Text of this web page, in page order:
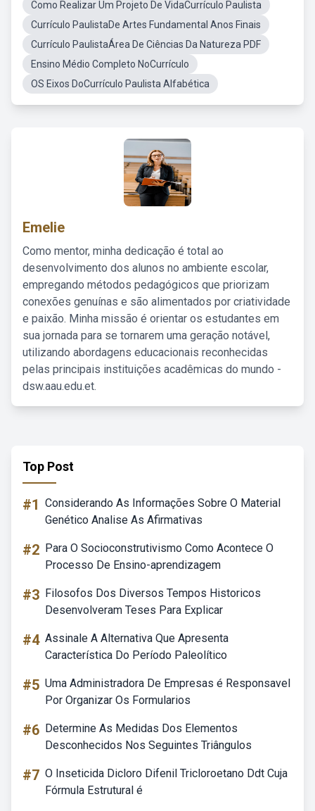
Como Realizar Um Projeto De VidaCurrículo Paulista
Currículo PaulistaDe Artes Fundamental Anos Finais
Currículo PaulistaÁrea De Ciências Da Natureza PDF
Ensino Médio Completo NoCurrículo
OS Eixos DoCurrículo Paulista Alfabética
Emelie
Como mentor, minha dedicação é total ao
desenvolvimento dos alunos no ambiente escolar,
empregando métodos pedagógicos que priorizam
conexões genuínas e são alimentados por criatividade
e paixão. Minha missão é orientar os estudantes em
sua jornada para se tornarem uma geração notável,
utilizando abordagens educacionais reconhecidas
pelas principais instituições acadêmicas do mundo -
dsw.aau.edu.et.
Top Post
#1 Considerando As Informações Sobre O Material
Genético Analise As Afirmativas
#2 Para O Socioconstrutivismo Como Acontece O
Processo De Ensino-aprendizagem
#3 Filosofos Dos Diversos Tempos Historicos
Desenvolveram Teses Para Explicar
#4 Assinale A Alternativa Que Apresenta
Característica Do Período Paleolítico
#5 Uma Administradora De Empresas é Responsavel
Por Organizar Os Formularios
#6 Determine As Medidas Dos Elementos
Desconhecidos Nos Seguintes Triângulos
#7 O Inseticida Dicloro Difenil Tricloroetano Ddt Cuja
Fórmula Estrutural é